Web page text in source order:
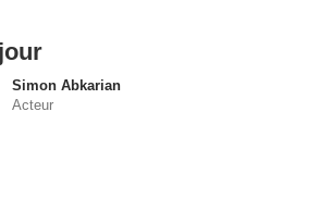
Simon Abkarian
Acteur